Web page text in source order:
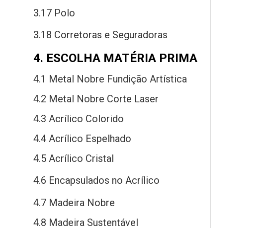
3.17 Polo
3.18 Corretoras e Seguradoras
4. ESCOLHA MATÉRIA PRIMA
4.1 Metal Nobre Fundição Artística
4.2 Metal Nobre Corte Laser
4.3 Acrílico Colorido
4.4 Acrílico Espelhado
4.5 Acrílico Cristal
4.6 Encapsulados no Acrílico
4.7 Madeira Nobre
4.8 Madeira Sustentável